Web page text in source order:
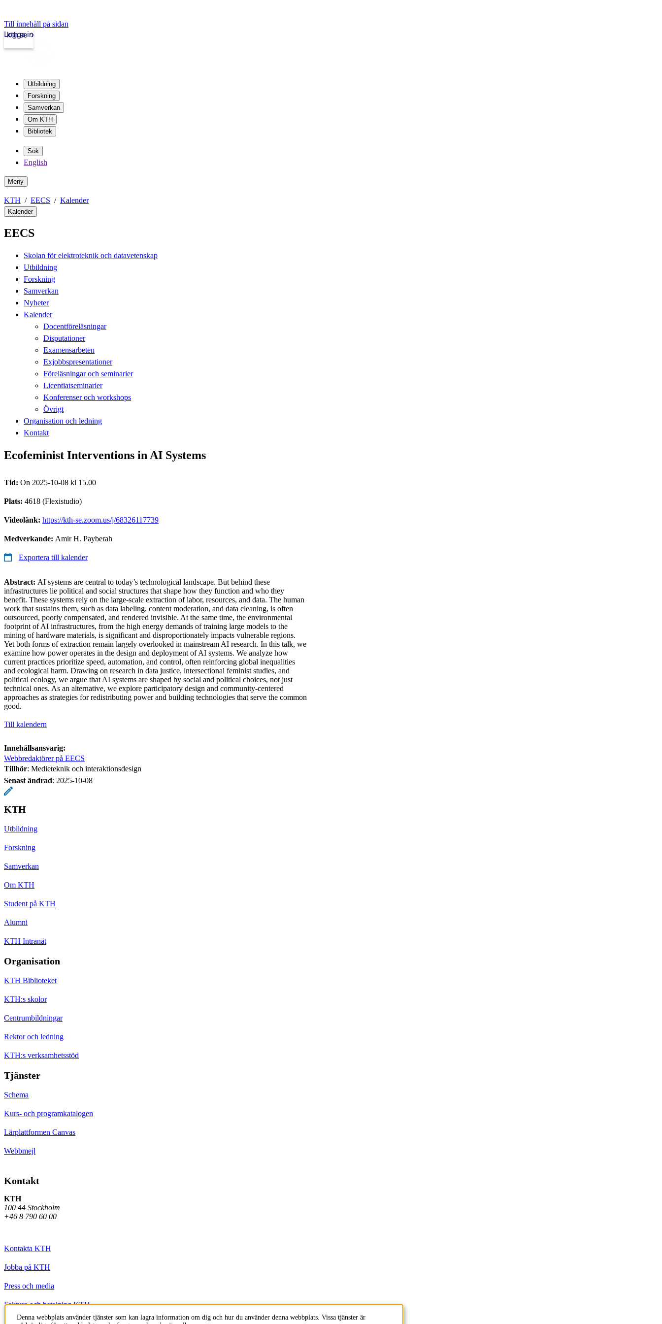
Till innehåll på sidan
kth.se
Logga in
Utbildning
Forskning
Samverkan
Om KTH
Bibliotek
Sök
English
Meny
KTH EECS Kalender
Kalender
EECS
Skolan för elektroteknik och datavetenskap
Utbildning
Forskning
Samverkan
Nyheter
Kalender
Docentföreläsningar
Disputationer
Examensarbeten
Exjobbspresentationer
Föreläsningar och seminarier
Licentiatseminarier
Konferenser och workshops
Övrigt
Organisation och ledning
Kontakt
Ecofeminist Interventions in AI Systems
Tid: On 2025-10-08 kl 15.00
Plats: 4618 (Flexistudio)
Videolänk: https://kth-se.zoom.us/j/68326117739
Medverkande: Amir H. Payberah
Exportera till kalender
Abstract: AI systems are central to today’s technological landscape. But behind these
infrastructures lie political and social structures that shape how they function and who they
benefit. These systems rely on the large-scale extraction of labor, resources, and data. The human
work that sustains them, such as data labeling, content moderation, and data cleaning, is often
outsourced, poorly compensated, and rendered invisible. At the same time, the environmental
footprint of AI infrastructures, from the high energy demands of training large models to the
mining of hardware materials, is significant and disproportionately impacts vulnerable regions.
Yet both forms of extraction remain largely overlooked in mainstream AI research. In this talk, we
examine how power operates in the design and deployment of AI systems. We analyze how
current practices prioritize speed, automation, and control, often reinforcing global inequalities
and ecological harm. Drawing on research in data justice, intersectional feminist studies, and
political ecology, we argue that AI systems are shaped by social and political choices, not just
technical ones. As an alternative, we explore participatory design and community-centered
approaches as strategies for redistributing power and building technologies that serve the common
good.
Till kalendern
Innehållsansvarig:
Webbredaktörer på EECS
Tillhör: Medieteknik och interaktionsdesign
Senast ändrad: 2025-10-08
KTH
Utbildning
Forskning
Samverkan
Om KTH
Student på KTH
Alumni
KTH Intranät
Organisation
KTH Biblioteket
KTH:s skolor
Centrumbildningar
Rektor och ledning
KTH:s verksamhetsstöd
Tjänster
Schema
Kurs- och programkatalogen
Lärplattformen Canvas
Webbmejl
Kontakt
KTH
100 44 Stockholm
+46 8 790 60 00
Kontakta KTH
Jobba på KTH
Press och media
Faktura och betalning KTH
Denna webbplats använder tjänster som kan lagra information om dig och hur du använder denna webbplats. Vissa tjänster är